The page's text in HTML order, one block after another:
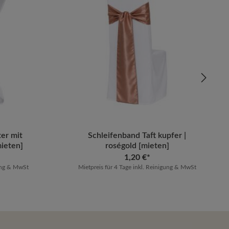
den gewünschten Wert ein oder
mit
& MwSt
Produkt Anzahl: Gib den
Schleifenband Taft kupfer |
roségold [mieten]
1,20 €*
Mietpreis für 4 Tage inkl. Reinigung & MwSt